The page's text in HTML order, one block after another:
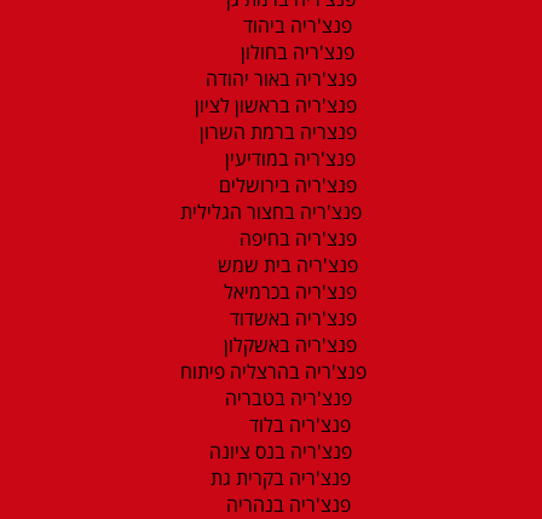
פנצ'ריה ביהוד
פנצ'ריה בחולון
פנצ'ריה באור יהודה
פנצ'ריה בראשון לציון
פנצריה ברמת השרון
פנצ'ריה במודיעין
פנצ'ריה בירושלים
פנצ'ריה בחצור הגלילית
פנצ'ריה בחיפה
פנצ'ריה בית שמש
פנצ'ריה בכרמיאל
פנצ'ריה באשדוד
פנצ'ריה באשקלון
פנצ'ריה בהרצליה פיתוח
פנצ'ריה בטבריה
פנצ'ריה בלוד
פנצ'ריה בנס ציונה
פנצ'ריה בקרית גת
פנצ'ריה בנהריה